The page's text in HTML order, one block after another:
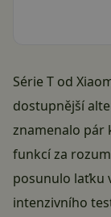
Série T od
dostupnější
znamenalo pár
funkcí za
posunulo laťku
intenzivního